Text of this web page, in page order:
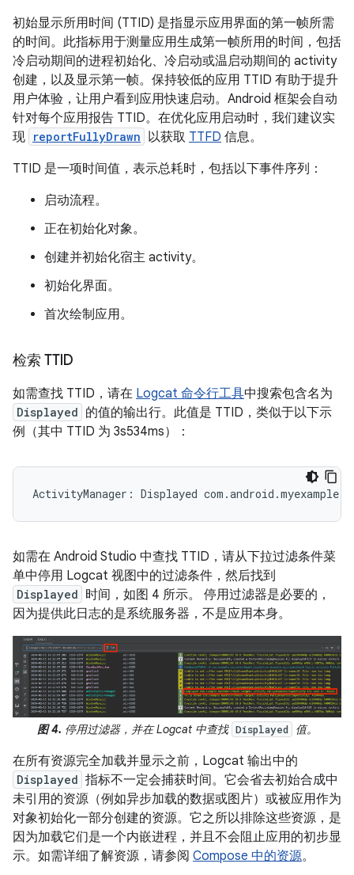
初始显示所用时间 (TTID) 是指显示应用界面的第一帧所需
的时间。此指标用于测量应用生成第一帧所用的时间，包括
冷启动期间的进程初始化、冷启动或温启动期间的 activity
创建，以及显示第一帧。保持较低的应用 TTID 有助于提升
用户体验，让用户看到应用快速启动。Android 框架会自动
针对每个应用报告 TTID。在优化应用启动时，我们建议实
现 reportFullyDrawn 以获取 TTFD 信息。
TTID 是一项时间值，表示总耗时，包括以下事件序列：
启动流程。
正在初始化对象。
创建并初始化宿主 activity。
初始化界面。
首次绘制应用。
检索 TTID
如需查找 TTID，请在 Logcat 命令行工具中搜索包含名为
Displayed 的值的输出行。此值是 TTID，类似于以下示
例（其中 TTID 为 3s534ms）：
如需在 Android Studio 中查找 TTID，请从下拉过滤条件菜
单中停用 Logcat 视图中的过滤条件，然后找到
Displayed 时间，如图 4 所示。 停用过滤器是必要的，
因为提供此日志的是系统服务器，不是应用本身。
图 4. 停用过滤器，并在 Logcat 中查找 Displayed 值。
在所有资源完全加载并显示之前，Logcat 输出中的
Displayed 指标不一定会捕获时间。它会省去初始合成中
未引用的资源（例如异步加载的数据或图片）或被应用作为
对象初始化一部分创建的资源。它之所以排除这些资源，是
因为加载它们是一个内嵌进程，并且不会阻止应用的初步显
示。如需详细了解资源，请参阅 Compose 中的资源。